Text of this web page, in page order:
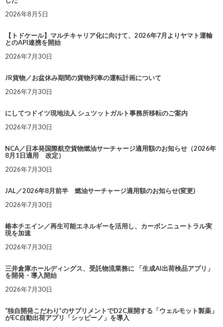
2026年8月5日
【トドケール】マルチキャリア化に向けて、2026年7月よりヤマト運輸
とのAPI連携を開始
2026年7月30日
JR貨物／お盆休み期間の貨物列車の運転計画について
2026年7月30日
にしてつドイツ現地法人 シュツットガルト事務所移転のご案内
2026年7月30日
NCA／日本発国際航空貨物燃油サーチャージ適用額のお知らせ（2026年
8月1日適用 改定）
2026年7月30日
JAL／2026年8月前半 燃油サーチャージ適用額のお知らせ(変更)
2026年7月30日
椿本チエイン／再生可能エネルギーを活用し、カーボンニュートラル実
現を加速
2026年7月30日
三井倉庫ホールディングス、受託物流業務に 「生成AI出荷検品アプリ」
を開発・導入開始
2026年7月30日
“独自開発こだわり”のサプリメントでD2C展開する「ウェルモット製薬」
がEC自動出荷アプリ「シッピーノ」を導入